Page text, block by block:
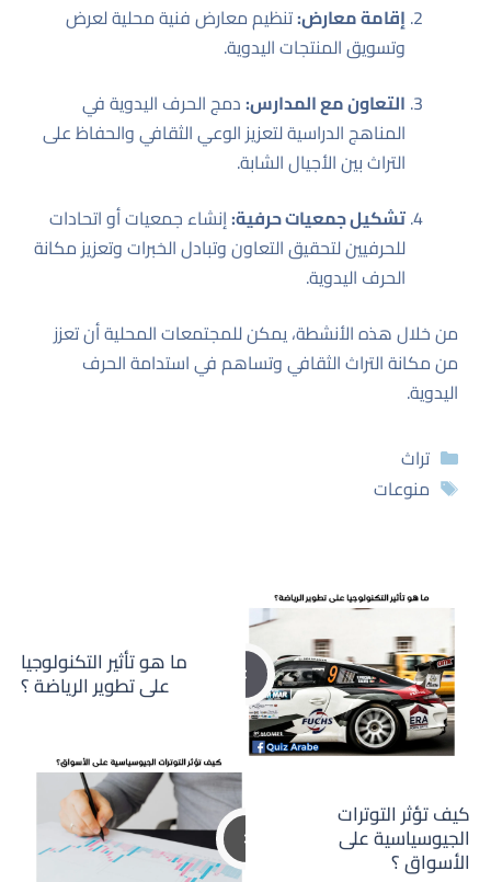
إقامة معارض:تنظيم معارض فنية محلية لعرض
وتسويق المنتجات اليدوية.
التعاون مع المدارس:دمج الحرف اليدوية في
المناهج الدراسية لتعزيز الوعي الثقافي والحفاظ على
التراث بين الأجيال الشابة.
تشكيل جمعيات حرفية:إنشاء جمعيات أو اتحادات
للحرفيين لتحقيق التعاون وتبادل الخبرات وتعزيز مكانة
الحرف اليدوية.
من خلال هذه الأنشطة، يمكن للمجتمعات المحلية أن تعزز
من مكانة التراث الثقافي وتساهم في استدامة الحرف
اليدوية.
التصنيفات
تراث
الوسوم
منوعات
ما هو تأثير التكنولوجيا
على تطوير الرياضة ؟
كيف تؤثر التوترات
الجيوسياسية على
الأسواق ؟